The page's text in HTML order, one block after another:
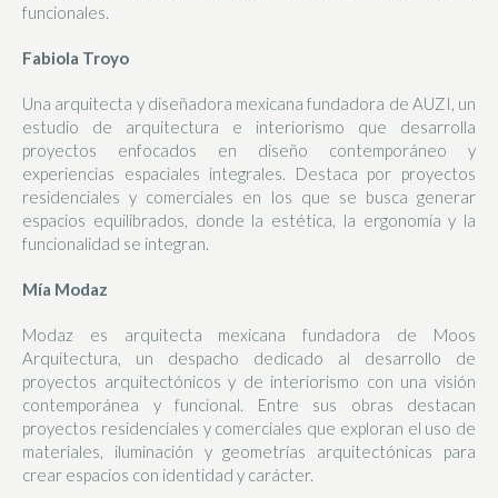
funcionales.
Fabiola Troyo
Una arquitecta y diseñadora mexicana fundadora de AUZI, un
estudio de arquitectura e interiorismo que desarrolla
proyectos enfocados en diseño contemporáneo y
experiencias espaciales integrales. Destaca por proyectos
residenciales y comerciales en los que se busca generar
espacios equilibrados, donde la estética, la ergonomía y la
funcionalidad se integran.
Mía Modaz
Modaz es arquitecta mexicana fundadora de Moos
Arquitectura, un despacho dedicado al desarrollo de
proyectos arquitectónicos y de interiorismo con una visión
contemporánea y funcional. Entre sus obras destacan
proyectos residenciales y comerciales que exploran el uso de
materiales, iluminación y geometrías arquitectónicas para
crear espacios con identidad y carácter.